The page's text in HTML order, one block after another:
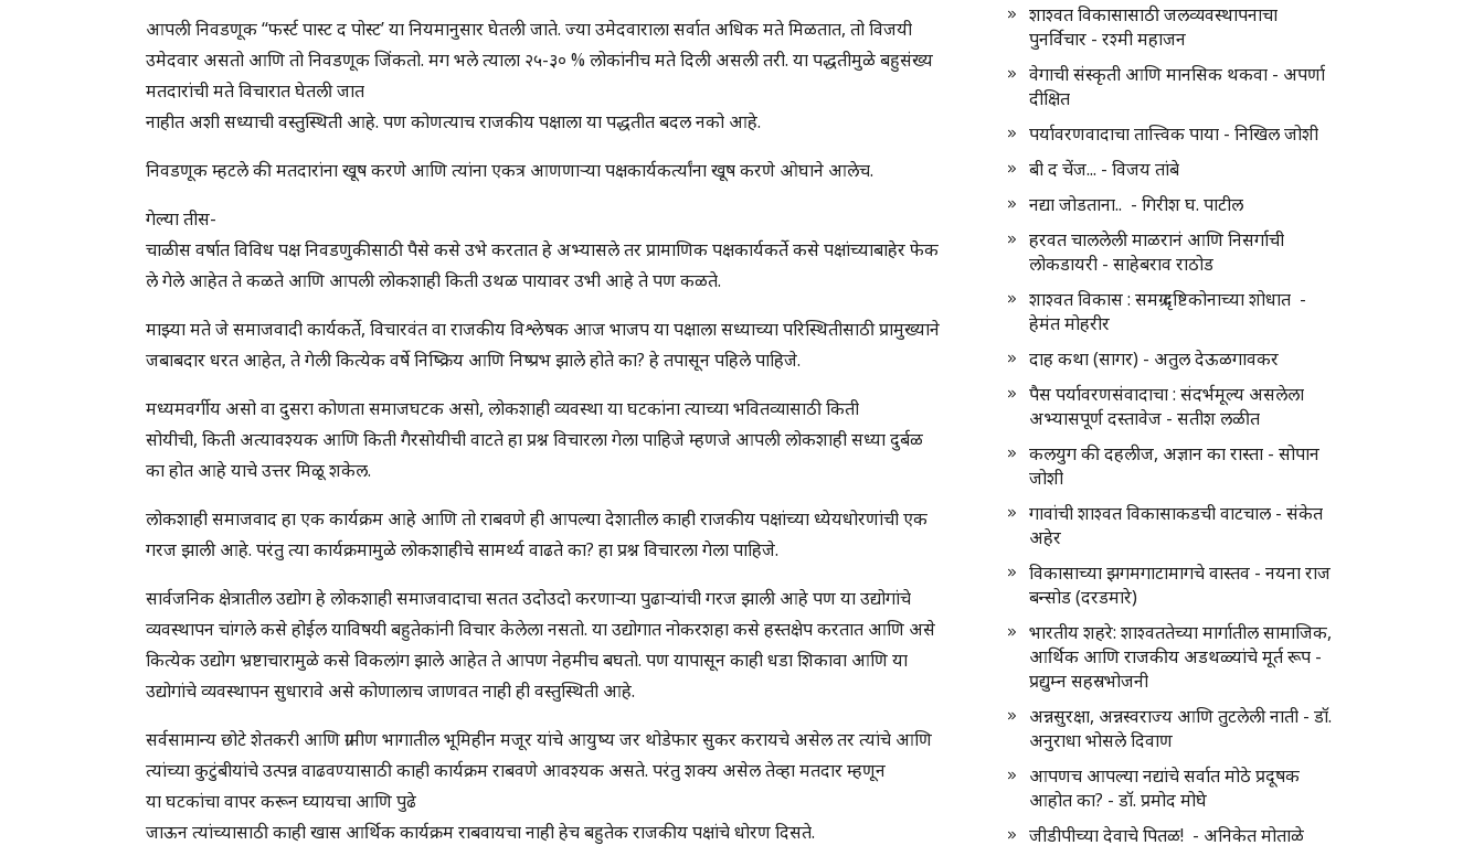
आपली निवडणूक “फर्स्ट पास्ट द पोस्ट’ या नियमानुसार घेतली जाते. ज्या उमेदवाराला सर्वात अधिक मते मिळतात, तो विजयी
उमेदवार असतो आणि तो निवडणूक जिंकतो. मग भले त्याला २५-३० % लोकांनीच मते दिली असली तरी. या पद्धतीमुळे बहुसंख्य
मतदारांची मते विचारात घेतली जात
नाहीत अशी सध्याची वस्तुस्थिती आहे. पण कोणत्याच राजकीय पक्षाला या पद्धतीत बदल नको आहे.
निवडणूक म्हटले की मतदारांना खूष करणे आणि त्यांना एकत्र आणणाऱ्या पक्षकार्यकर्त्यांना खूष करणे ओघाने आलेच.
गेल्या तीस-
चाळीस वर्षात विविध पक्ष निवडणुकीसाठी पैसे कसे उभे करतात हे अभ्यासले तर प्रामाणिक पक्षकार्यकर्ते कसे पक्षांच्याबाहेर फेक
ले गेले आहेत ते कळते आणि आपली लोकशाही किती उथळ पायावर उभी आहे ते पण कळते.
माझ्या मते जे समाजवादी कार्यकर्ते, विचारवंत वा राजकीय विश्लेषक आज भाजप या पक्षाला सध्याच्या परिस्थितीसाठी प्रामुख्याने
जबाबदार धरत आहेत, ते गेली कित्येक वर्षे निष्क्रिय आणि निष्प्रभ झाले होते का? हे तपासून पहिले पाहिजे.
मध्यमवर्गीय असो वा दुसरा कोणता समाजघटक असो, लोकशाही व्यवस्था या घटकांना त्याच्या भवितव्यासाठी किती
सोयीची, किती अत्यावश्यक आणि किती गैरसोयीची वाटते हा प्रश्न विचारला गेला पाहिजे म्हणजे आपली लोकशाही सध्या दुर्बळ
का होत आहे याचे उत्तर मिळू शकेल.
लोकशाही समाजवाद हा एक कार्यक्रम आहे आणि तो राबवणे ही आपल्या देशातील काही राजकीय पक्षांच्या ध्येयधोरणांची एक
गरज झाली आहे. परंतु त्या कार्यक्रमामुळे लोकशाहीचे सामर्थ्य वाढते का? हा प्रश्न विचारला गेला पाहिजे.
सार्वजनिक क्षेत्रातील उद्योग हे लोकशाही समाजवादाचा सतत उदोउदो करणाऱ्या पुढाऱ्यांची गरज झाली आहे पण या उद्योगांचे
व्यवस्थापन चांगले कसे होईल याविषयी बहुतेकांनी विचार केलेला नसतो. या उद्योगात नोकरशहा कसे हस्तक्षेप करतात आणि असे
कित्येक उद्योग भ्रष्टाचारामुळे कसे विकलांग झाले आहेत ते आपण नेहमीच बघतो. पण यापासून काही धडा शिकावा आणि या
उद्योगांचे व्यवस्थापन सुधारावे असे कोणालाच जाणवत नाही ही वस्तुस्थिती आहे.
सर्वसामान्य छोटे शेतकरी आणि ग्रामीण भागातील भूमिहीन मजूर यांचे आयुष्य जर थोडेफार सुकर करायचे असेल तर त्यांचे आणि
त्यांच्या कुटुंबीयांचे उत्पन्न वाढवण्यासाठी काही कार्यक्रम राबवणे आवश्यक असते. परंतु शक्य असेल तेव्हा मतदार म्हणून
या घटकांचा वापर करून घ्यायचा आणि पुढे
जाऊन त्यांच्यासाठी काही खास आर्थिक कार्यक्रम राबवायचा नाही हेच बहुतेक राजकीय पक्षांचे धोरण दिसते.
शाश्वत विकासासाठी जलव्यवस्थापनाचा
पुनर्विचार - रश्मी महाजन
वेगाची संस्कृती आणि मानसिक थकवा - अपर्णा
दीक्षित
पर्यावरणवादाचा तात्त्विक पाया - निखिल जोशी
बी द चेंज... - विजय तांबे
नद्या जोडताना.. - गिरीश घ. पाटील
हरवत चाललेली माळरानं आणि निसर्गाची
लोकडायरी - साहेबराव राठोड
शाश्वत विकास : समग्र दृष्टिकोनाच्या शोधात -
हेमंत मोहरीर
दाह कथा (सागर) - अतुल देऊळगावकर
पैस पर्यावरणसंवादाचा : संदर्भमूल्य असलेला
अभ्यासपूर्ण दस्तावेज - सतीश लळीत
कलयुग की दहलीज, अज्ञान का रास्ता - सोपान
जोशी
गावांची शाश्वत विकासाकडची वाटचाल - संकेत
अहेर
विकासाच्या झगमगाटामागचे वास्तव - नयना राज
बन्सोड (दरडमारे)
भारतीय शहरे: शाश्वततेच्या मार्गातील सामाजिक,
आर्थिक आणि राजकीय अडथळ्यांचे मूर्त रूप -
प्रद्युम्न सहस्रभोजनी
अन्नसुरक्षा, अन्नस्वराज्य आणि तुटलेली नाती - डॉ.
अनुराधा भोसले दिवाण
आपणच आपल्या नद्यांचे सर्वात मोठे प्रदूषक
आहोत का? - डॉ. प्रमोद मोघे
जीडीपीच्या देवाचे पितळ! - अनिकेत मोताळे